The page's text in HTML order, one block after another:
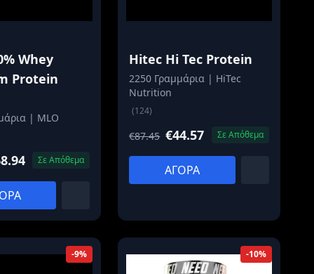
Whey
Protein
| MLO
Σε Απόθεμα
Hitec Hi Tec Protein
2250 Γραμμάρια | HiTec
Nutrition
(124)
€87.45 €44.57 Σε Απόθεμα
ΑΓΟΡΑ
-9% -10%